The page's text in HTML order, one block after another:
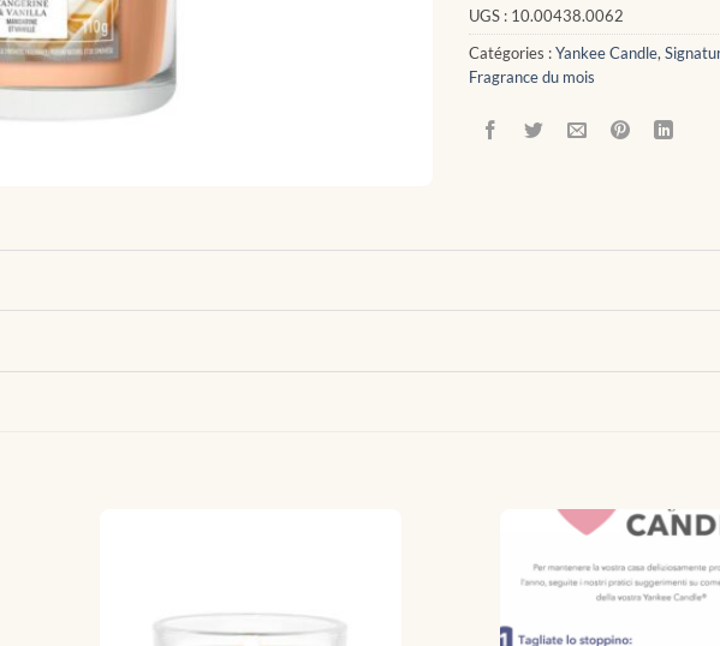
UGS : 10.00438.0062
Catégories :Yankee Candle,
Fragrance du mois